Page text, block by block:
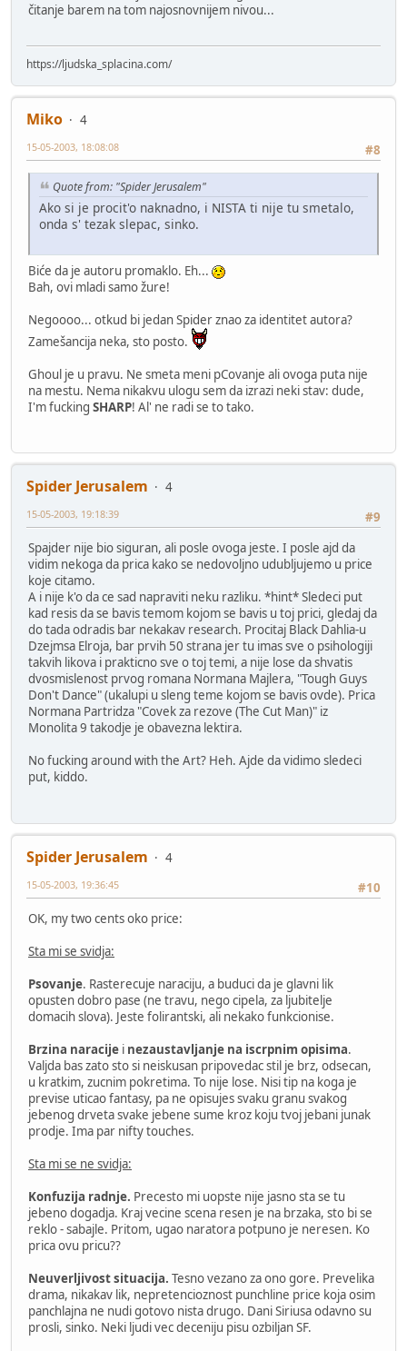
čitanje barem na tom najosnovnijem nivou...
https://ljudska_splacina.com/
Miko
4
#8
15-05-2003, 18:08:08
Quote from: "Spider Jerusalem"
Ako si je procit'o naknadno, i NISTA ti nije tu smetalo,
onda s' tezak slepac, sinko.
Biće da je autoru promaklo. Eh...
Bah, ovi mladi samo žure!
Negoooo... otkud bi jedan Spider znao za identitet autora?
Zamešancija neka, sto posto.
Ghoul je u pravu. Ne smeta meni pCovanje ali ovoga puta nije
na mestu. Nema nikakvu ulogu sem da izrazi neki stav: dude,
I'm fucking SHARP! Al' ne radi se to tako.
Spider Jerusalem
4
#9
15-05-2003, 19:18:39
Spajder nije bio siguran, ali posle ovoga jeste. I posle ajd da
vidim nekoga da prica kako se nedovoljno udubljujemo u price
koje citamo.
A i nije k'o da ce sad napraviti neku razliku. *hint* Sledeci put
kad resis da se bavis temom kojom se bavis u toj prici, gledaj da
do tada odradis bar nekakav research. Procitaj Black Dahlia-u
Dzejmsa Elroja, bar prvih 50 strana jer tu imas sve o psihologiji
takvih likova i prakticno sve o toj temi, a nije lose da shvatis
dvosmislenost prvog romana Normana Majlera, "Tough Guys
Don't Dance" (ukalupi u sleng teme kojom se bavis ovde). Prica
Normana Partridza "Covek za rezove (The Cut Man)" iz
Monolita 9 takodje je obavezna lektira.
No fucking around with the Art? Heh. Ajde da vidimo sledeci
put, kiddo.
Spider Jerusalem
4
#10
15-05-2003, 19:36:45
OK, my two cents oko price:
Sta mi se svidja:
Psovanje. Rasterecuje naraciju, a buduci da je glavni lik
opusten dobro pase (ne travu, nego cipela, za ljubitelje
domacih slova). Jeste folirantski, ali nekako funkcionise.
Brzina naracije i nezaustavljanje na iscrpnim opisima.
Valjda bas zato sto si neiskusan pripovedac stil je brz, odsecan,
u kratkim, zucnim pokretima. To nije lose. Nisi tip na koga je
previse uticao fantasy, pa ne opisujes svaku granu svakog
jebenog drveta svake jebene sume kroz koju tvoj jebani junak
prodje. Ima par nifty touches.
Sta mi se ne svidja:
Konfuzija radnje. Precesto mi uopste nije jasno sta se tu
jebeno dogadja. Kraj vecine scena resen je na brzaka, sto bi se
reklo - sabajle. Pritom, ugao naratora potpuno je neresen. Ko
prica ovu pricu??
Neuverljivost situacija. Tesno vezano za ono gore. Prevelika
drama, nikakav lik, nepretencioznost punchline price koja osim
panchlajna ne nudi gotovo nista drugo. Dani Siriusa odavno su
prosli, sinko. Neki ljudi vec deceniju pisu ozbiljan SF.